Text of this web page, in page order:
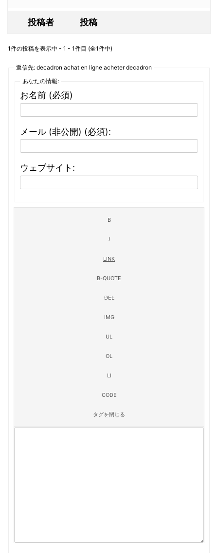
投稿者 投稿
1件の投稿を表示中 - 1 - 1件目 (全1件中)
返信先: decadron achat en ligne acheter decadron
あなたの情報:
お名前 (必須)
メール (非公開) (必須):
ウェブサイト: